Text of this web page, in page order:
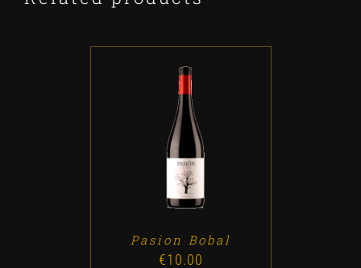
ADD TO CART DETALLES
Pasion Bobal
€10.00